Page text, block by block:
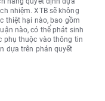
nhiệm. XTB sẽ không
thiệt hại nào, bao gồm
nào, có thể phát sinh
phụ thuộc vào thông tin
dựa trên phán quyết